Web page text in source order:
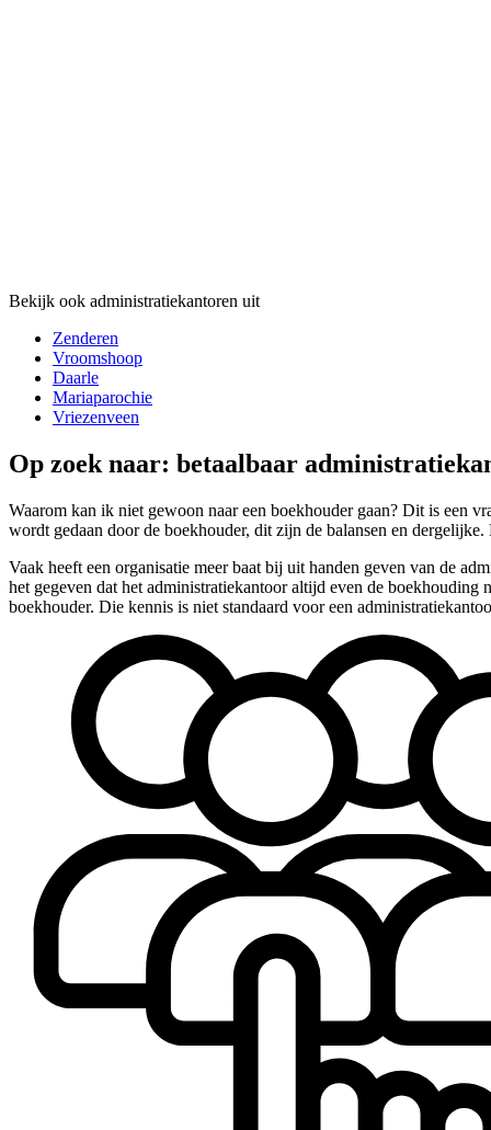
Bekijk ook administratiekantoren uit
Zenderen
Vroomshoop
Daarle
Mariaparochie
Vriezenveen
Op zoek naar: betaalbaar
Waarom kan ik niet gewoon naar een boekhouder gaan? Dit is een
wordt gedaan door de boekhouder, dit zijn de balansen en
Vaak heeft een organisatie meer baat bij uit handen geven van de
het gegeven dat het administratiekantoor altijd even de
boekhouder. Die kennis is niet standaard voor een